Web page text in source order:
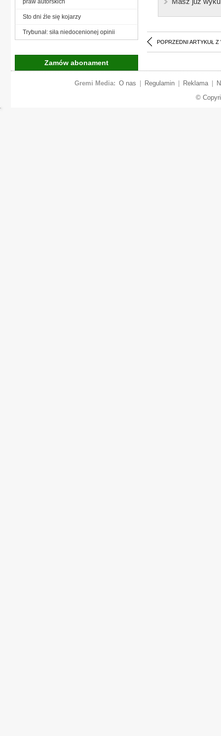
POPRZEDNI ARTYKUŁ Z
Sto dni źle się kojarzy
Trybunał: siła niedocenionej opinii
Zamów abonament
Gremi Media: O nas Regulamin Reklama
©